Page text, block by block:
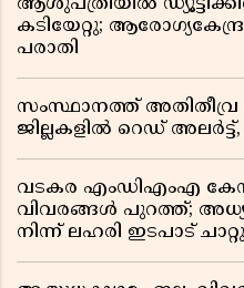
ആശുപത്രിയിൽ
കടിയേറ്റു;
പരാതി
സംസ്ഥാനത്ത് അതിതീവ്ര
ജില്ലകളിൽ റെഡ്
വടകര എംഡിഎംഎ
വിവരങ്ങൾ പുറത്ത്;
നിന്ന് ലഹരി ഇടപാട്